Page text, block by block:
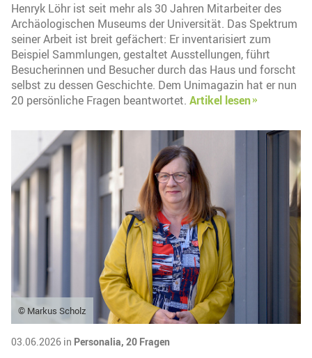
Henryk Löhr ist seit mehr als 30 Jahren Mitarbeiter des
Archäologischen Museums der Universität. Das Spektrum
seiner Arbeit ist breit gefächert: Er inventarisiert zum
Beispiel Sammlungen, gestaltet Ausstellungen, führt
Besucherinnen und Besucher durch das Haus und forscht
selbst zu dessen Geschichte. Dem Unimagazin hat er nun
20 persönliche Fragen beantwortet. Artikel lesen
© Markus Scholz
03.06.2026 in Personalia, 20 Fragen